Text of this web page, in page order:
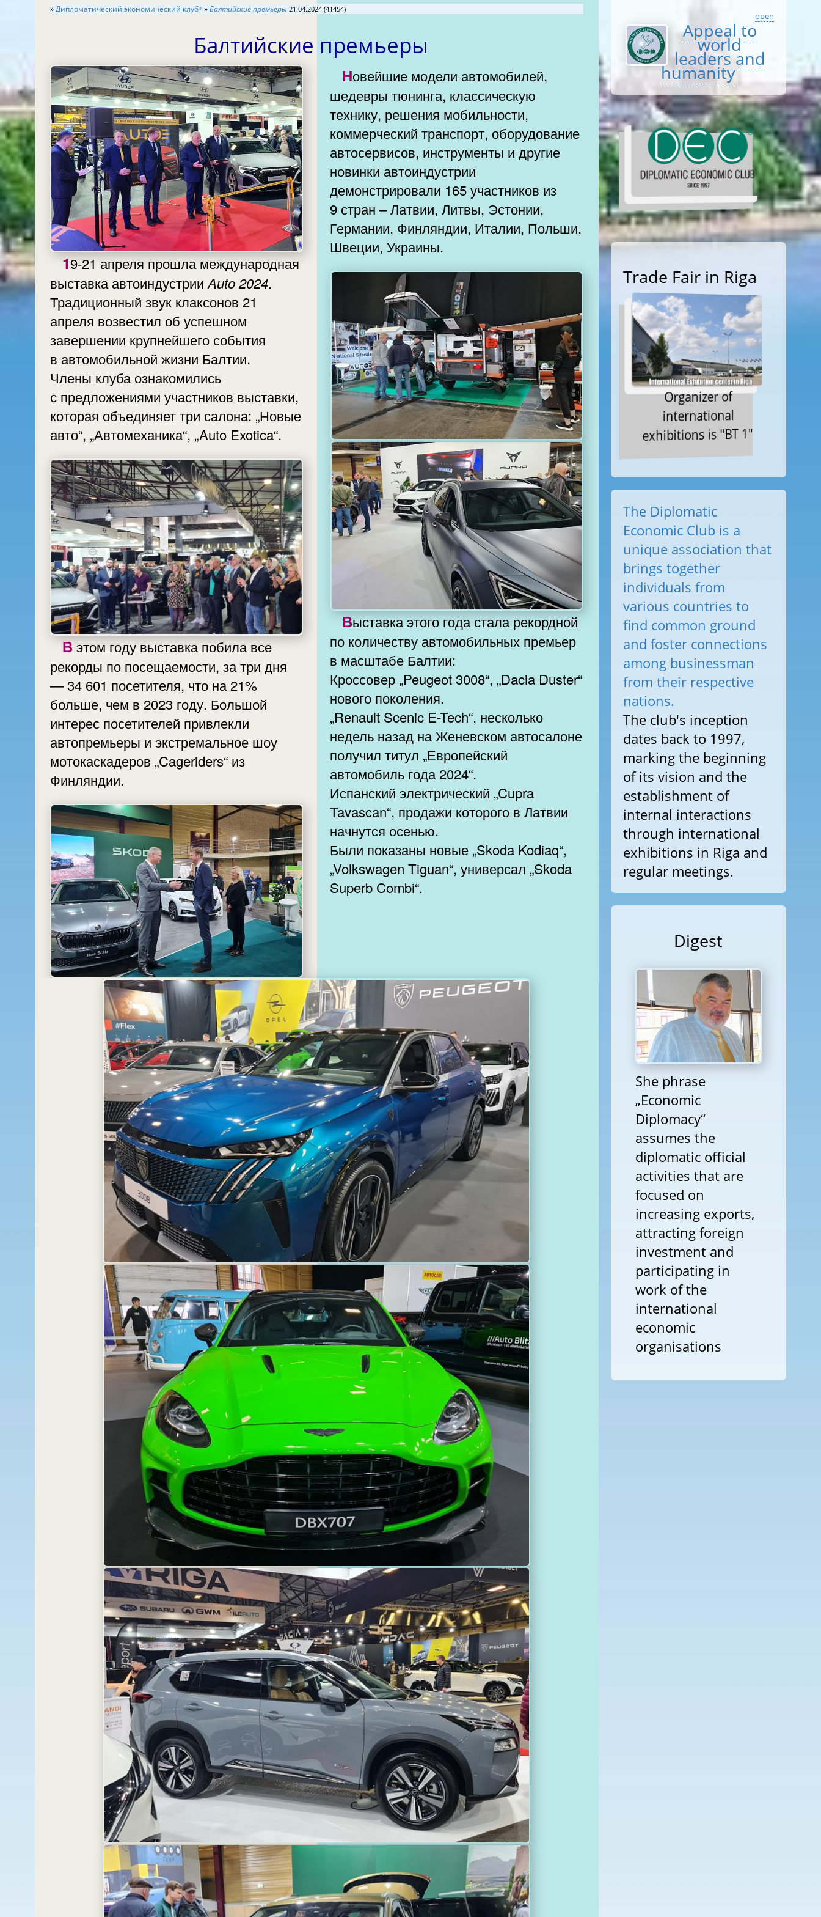
»Дипломатический экономический клуб® »Балтийские премьеры 21.04.2024 (41454)
Балтийские премьеры
19-21 апреля прошла международная
выставка автоиндустрии Auto 2024.
Традиционный звук клаксонов 21
апреля возвестил об успешном
завершении крупнейшего события
в автомобильной жизни Балтии.
Члены клуба ознакомились
с предложениями участников выставки,
которая объединяет три салона: „Новые
авто“, „Автомеханика“, „Auto Exotica“.
В этом году выставка побила все
рекорды по посещаемости, за три дня
— 34 601 посетителя, что на 21%
больше, чем в 2023 году. Большой
интерес посетителей привлекли
автопремьеры и экстремальное шоу
мотокаскадеров „Cageriders“ из
Финляндии.
Новейшие модели автомобилей,
шедевры тюнинга, классическую
технику, решения мобильности,
коммерческий транспорт, оборудование
автосервисов, инструменты и другие
новинки автоиндустрии
демонстрировали 165 участников из
9 стран – Латвии, Литвы, Эстонии,
Германии, Финляндии, Италии, Польши,
Швеции, Украины.
Выставка этого года стала рекордной
по количеству автомобильных премьер
в масштабе Балтии:
Кроссовер „Peugeot 3008“, „Dacia Duster“
нового поколения.
„Renault Scenic E-Tech“, несколько
недель назад на Женевском автосалоне
получил титул „Европейский
автомобиль года 2024“.
Испанский электрический „Cupra
Tavascan“, продажи которого в Латвии
Были показаны новые „Skoda Kodiaq“,
„Volkswagen Tiguan“, универсал „Skoda
Superb Combi“.
open
Appeal to
world
leaders and
humanity
Trade Fair in Riga
Organizer of
international
exhibitions is "BT 1"
The Diplomatic
Economic Club is a
unique association that
brings together
individuals from
various countries to
find common ground
and foster connections
among businessman
from their respective
nations.
The club's inception
dates back to 1997,
marking the beginning
of its vision and the
establishment of
internal interactions
through international
exhibitions in Riga and
regular meetings.
Digest
She phrase
„Economic
Diplomacy“
assumes the
diplomatic official
activities that are
focused on
increasing exports,
attracting foreign
investment and
participating in
work of the
international
economic
organisations